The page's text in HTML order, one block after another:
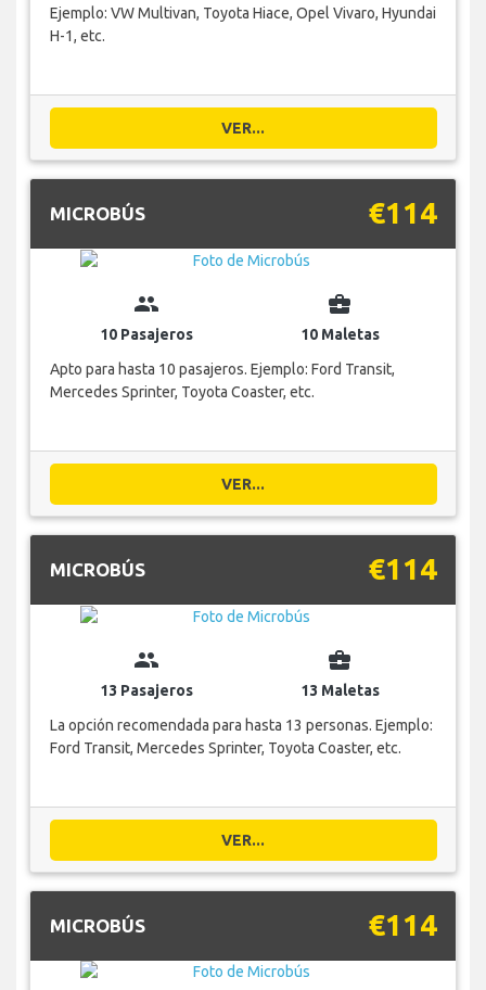
Ejemplo: VW Multivan, Toyota Hiace, Opel Vivaro, Hyundai
H-1, etc.
VER...
MICROBÚS €114
group
10 Pasajeros
business_center
10 Maletas
Apto para hasta 10 pasajeros. Ejemplo: Ford Transit,
Mercedes Sprinter, Toyota Coaster, etc.
VER...
MICROBÚS €114
group
13 Pasajeros
business_center
13 Maletas
La opción recomendada para hasta 13 personas. Ejemplo:
Ford Transit, Mercedes Sprinter, Toyota Coaster, etc.
VER...
MICROBÚS €114